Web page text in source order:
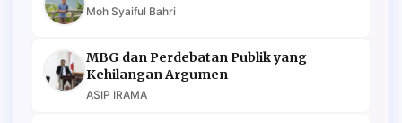
Moh Syaiful Bahri
MBG dan Perdebatan Publik yang
Kehilangan Argumen
ASIP IRAMA